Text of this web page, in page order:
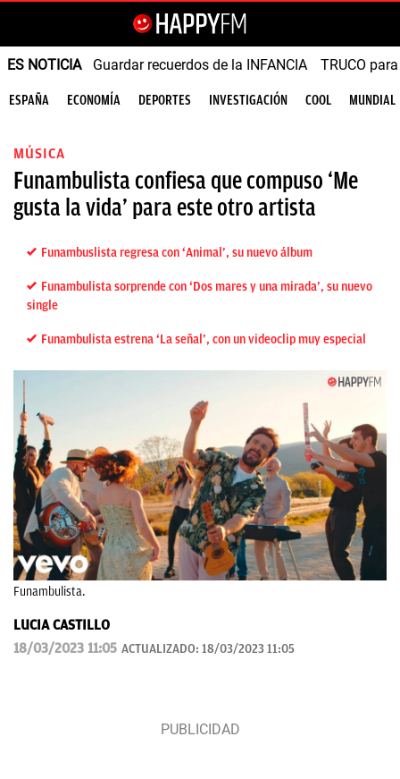
ES NOTICIA Guardar recuerdos de la INFANCIA TRUCO
ESPAÑA ECONOMÍA DEPORTES INVESTIGACIÓN COOL MUNDIAL
MÚSICA
Funambulista confiesa que compuso ‘Me
gusta la vida’ para este otro artista
Funambuslista regresa con ‘Animal’, su nuevo álbum
Funambulista sorprende con ‘Dos mares y una mirada’, su nuevo
single
Funambulista estrena ‘La señal’, con un videoclip muy especial
Funambulista.
LUCIA CASTILLO
18/03/2023 11:05 ACTUALIZADO: 18/03/2023 11:05